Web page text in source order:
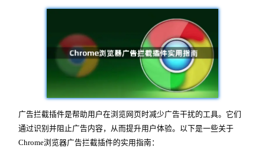
广告拦截插件是帮助用户在浏览网页时减少广告干扰的工具。它们
通过识别并阻止广告内容，从而提升用户体验。以下是一些关于
Chrome浏览器广告拦截插件的实用指南：